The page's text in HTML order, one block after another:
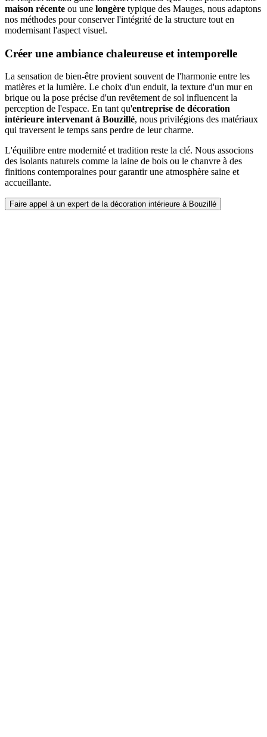
maison récente ou une longère typique des Mauges, nous adaptons
nos méthodes pour conserver l'intégrité de la structure tout en
modernisant l'aspect visuel.
Créer une ambiance chaleureuse et intemporelle
La sensation de bien-être provient souvent de l'harmonie entre les
matières et la lumière. Le choix d'un enduit, la texture d'un mur en
brique ou la pose précise d'un revêtement de sol influencent la
perception de l'espace. En tant qu'entreprise de décoration
intérieure intervenant à Bouzillé, nous privilégions des matériaux
qui traversent le temps sans perdre de leur charme.
L'équilibre entre modernité et tradition reste la clé. Nous associons
des isolants naturels comme la laine de bois ou le chanvre à des
finitions contemporaines pour garantir une atmosphère saine et
accueillante.
Faire appel à un expert de la décoration intérieure à Bouzillé